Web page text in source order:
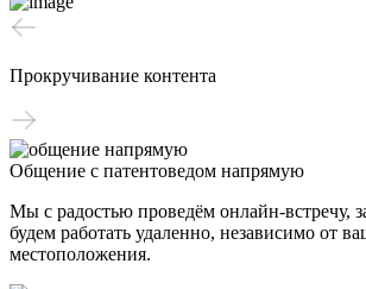
Прокручивание контента
Общение с патентоведом напрямую
Мы с радостью проведём онлайн-встречу,
будем работать удаленно, независимо от
местоположения.